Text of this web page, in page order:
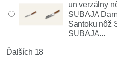
univerzálny
SUBAJA
Santoku nôž
SUBAJA...
Ďalších 18